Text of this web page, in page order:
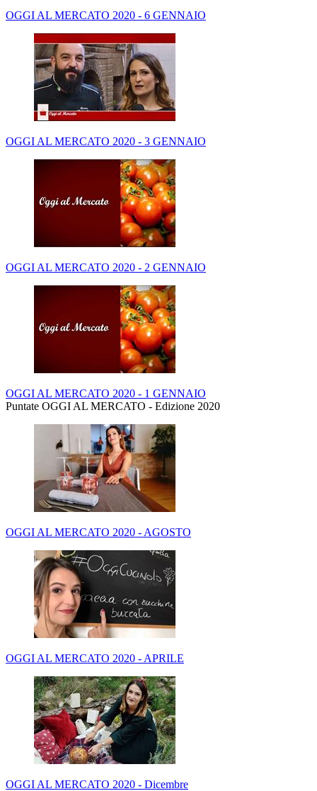
OGGI AL MERCATO 2020 - 6 GENNAIO
OGGI AL MERCATO 2020 - 3 GENNAIO
OGGI AL MERCATO 2020 - 2 GENNAIO
OGGI AL MERCATO 2020 - 1 GENNAIO
Puntate OGGI AL MERCATO - Edizione 2020
OGGI AL MERCATO 2020 - AGOSTO
OGGI AL MERCATO 2020 - APRILE
OGGI AL MERCATO 2020 - Dicembre